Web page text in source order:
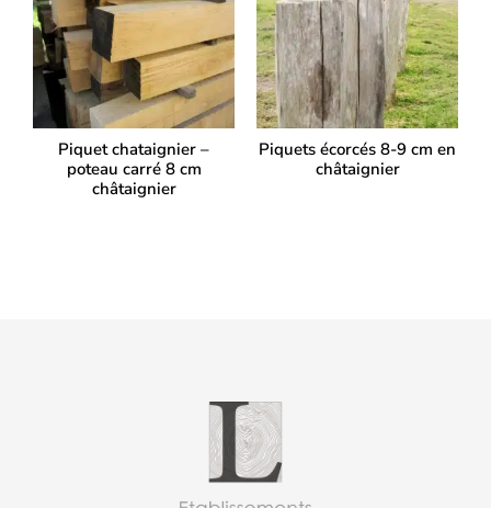
Piquet chataignier –
poteau carré 8 cm
châtaignier
Piquets écorcés 8-9 cm en
châtaignier